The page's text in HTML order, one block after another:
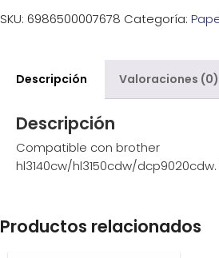
SKU: 6986500007678 Categoría:
Descripción Valoraciones (0)
Descripción
Compatible con brother
hl3140cw/hl3150cdw/
Productos relacionados